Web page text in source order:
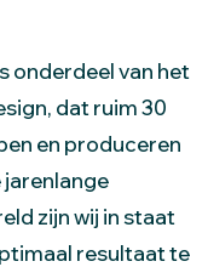
onderdeel van het
dat ruim 30
en produceren
zijn wij in staat
resultaat te